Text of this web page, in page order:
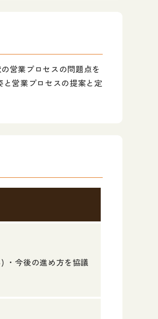
営業プロセスの問題点を
営業プロセスの提案と定
・今後の進め方を協議